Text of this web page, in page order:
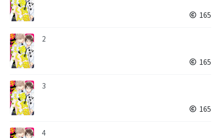
165
2
165
3
165
4